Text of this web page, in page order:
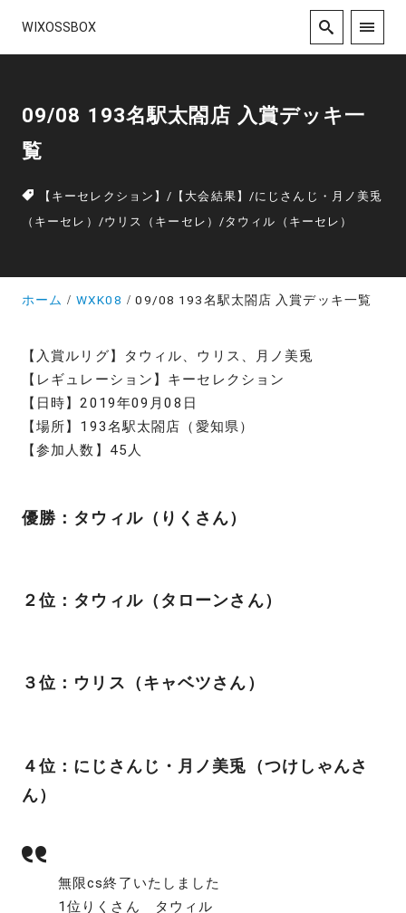
WIXOSSBOX
09/08 193名駅太閤店 入賞デッキ一
覧
【キーセレクション】/ 【大会結果】 /にじさんじ・月ノ美兎
（キーセレ） /ウリス（キーセレ） /タウィル（キーセレ）
ホーム WXK08 09/08 193名駅太閤店 入賞デッキ一覧
【入賞ルリグ】タウィル、ウリス、月ノ美兎
【レギュレーション】キーセレクション
【日時】2019年09月08日
【場所】193名駅太閤店（愛知県）
【参加人数】45人
優勝：タウィル（りくさん）
２位：タウィル（タローンさん）
３位：ウリス（キャベツさん）
４位：にじさんじ・月ノ美兎（つけしゃんさ
ん）
無限cs終了いたしました
1位りくさん タウィル